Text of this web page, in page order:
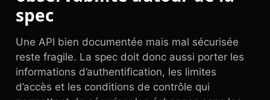
spec
Une API bien documentée mais mal sécurisée
reste fragile. La spec doit donc aussi porter les
informations d’authentification, les limites
d’accès et les conditions de contrôle qui